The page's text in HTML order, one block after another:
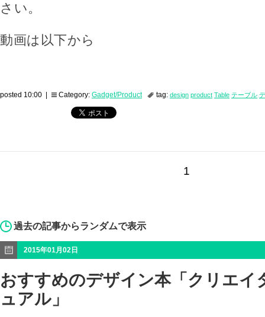
さい。
動画は以下から
posted 10:00 | Category: Gadget/Product tag: design product Table テーブル
1
過去の記事からランダムで表示
2015年01月02日
おすすめのデザイン本「クリエイ
ュアル」